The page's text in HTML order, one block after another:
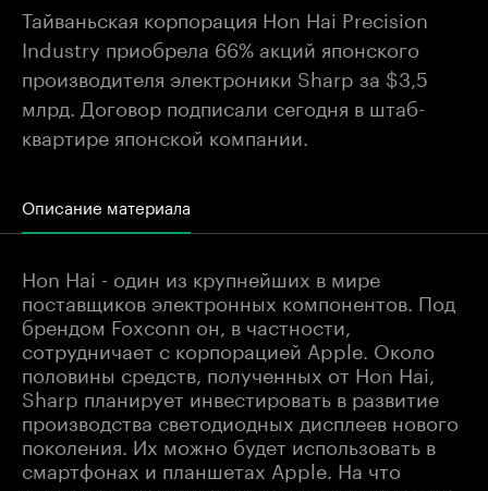
Тайваньская корпорация Hon Hai Precision
Industry приобрела 66% акций японского
производителя электроники Sharp за $3,5
млрд. Договор подписали сегодня в штаб-
квартире японской компании.
Описание материала
Hon Hai - один из крупнейших в мире
поставщиков электронных компонентов. Под
брендом Foxconn он, в частности,
сотрудничает с корпорацией Apple. Около
половины средств, полученных от Hon Hai,
Sharp планирует инвестировать в развитие
производства светодиодных дисплеев нового
поколения. Их можно будет использовать в
смартфонах и планшетах Apple. На что